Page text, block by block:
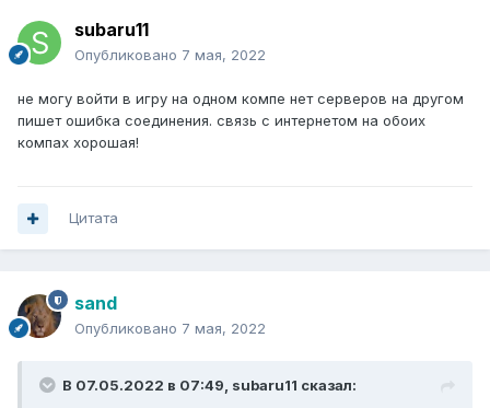
subaru11
Опубликовано 7 мая, 2022
не могу войти в игру на одном компе нет серверов на другом
пишет ошибка соединения. связь с интернетом на обоих
компах хорошая!
Цитата
sand
Опубликовано 7 мая, 2022
В 07.05.2022 в 07:49, subaru11 сказал: